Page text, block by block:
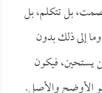
تصمت، بل تتكلم، بل
إلى ذلك بدون
يستحين، فيكون